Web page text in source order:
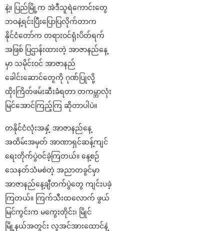
နဲ့။ ပြည်မြို့က အဲဒီသူရဲကောင်းတွေ
ဘဝနဲ့ရင်းပြီးပြောပြလိုက်တာက
နိုင်ငံတော်က တရားဝင်ရုံးပိတ်ရက်
အဖြစ် ပြဌာန်းထားတဲ့ အာဇာနည်နေ့
မှာ သမိုင်းဝင် အာဇာနည်
ခေါင်းဆောင်တွေကို ဂုဏ်ပြုလို့
ထိုးကြိတ်ဖမ်းဆီးခံရတာ တကမ္ဘာလုံး
မြင်အောင်ကြည့်ကြ ဆိုတာပါပဲ။
တနိုင်ငံလုံးအနှံ့ အာဇာနည်နေ့
အထိမ်းအမှတ် အာဏာရှင်ဆန့်ကျင်
ရေးတိုက်ပွဲဝင်ခဲ့ကြတယ်။ နေ့စဉ်
သေနတ်သံမစဲတဲ့ အညာတခွင်မှာ
အာဇာနည်နေ့ချီတက်ပွဲတွေ ကျင်းပခဲ့
ကြတယ်။ ကြက်သီးထလောက် ဖွယ်
မြင်ကွင်းက မကွေးတိုင်း၊ မြိုင်
မြို့နယ်အတွင်း လူအင်အားထောင်နဲ့